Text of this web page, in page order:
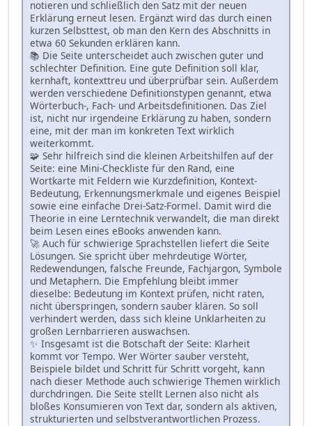
notieren und schließlich den Satz mit der neuen
Erklärung erneut lesen. Ergänzt wird das durch einen
kurzen Selbsttest, ob man den Kern des Abschnitts in
etwa 60 Sekunden erklären kann.
📚 Die Seite unterscheidet auch zwischen guter und
schlechter Definition. Eine gute Definition soll klar,
kernhaft, kontexttreu und überprüfbar sein. Außerdem
werden verschiedene Definitionstypen genannt, etwa
Wörterbuch-, Fach- und Arbeitsdefinitionen. Das Ziel
ist, nicht nur irgendeine Erklärung zu haben, sondern
eine, mit der man im konkreten Text wirklich
weiterkommt.
🧩 Sehr hilfreich sind die kleinen Arbeitshilfen auf der
Seite: eine Mini-Checkliste für den Rand, eine
Wortkarte mit Feldern wie Kurzdefinition, Kontext-
Bedeutung, Erkennungsmerkmale und eigenes Beispiel
sowie eine einfache Drei-Satz-Formel. Damit wird die
Theorie in eine Lerntechnik verwandelt, die man direkt
beim Lesen eines eBooks anwenden kann.
🚀 Auch für schwierige Sprachstellen liefert die Seite
Lösungen. Sie spricht über mehrdeutige Wörter,
Redewendungen, falsche Freunde, Fachjargon, Symbole
und Metaphern. Die Empfehlung bleibt immer
dieselbe: Bedeutung im Kontext prüfen, nicht raten,
nicht überspringen, sondern sauber klären. So soll
verhindert werden, dass sich kleine Unklarheiten zu
großen Lernbarrieren auswachsen.
✨ Insgesamt ist die Botschaft der Seite: Klarheit
kommt vor Tempo. Wer Wörter sauber versteht,
Beispiele bildet und Schritt für Schritt vorgeht, kann
nach dieser Methode auch schwierige Themen wirklich
durchdringen. Die Seite stellt Lernen also nicht als
bloßes Konsumieren von Text dar, sondern als aktiven,
strukturierten und selbstverantwortlichen Prozess.